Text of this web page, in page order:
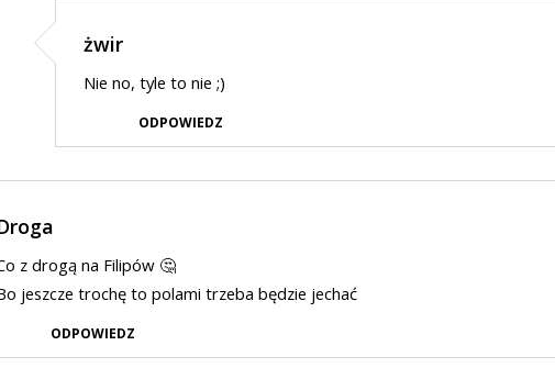
żwir
Nie no, tyle to nie ;)
ODPOWIEDZ
z drogą na Filipów 🤔
jeszcze trochę to polami trzeba będzie jechać
ODPOWIEDZ